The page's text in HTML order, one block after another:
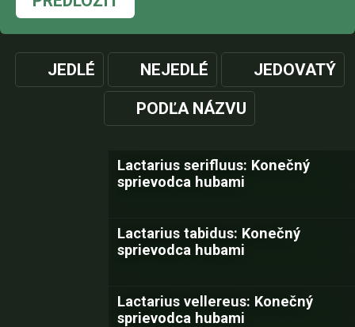
JEDLÉ NEJEDLÉ JEDOVATÝ
PODĽA NÁZVU
Lactarius serifluus: Konečný
sprievodca hubami
Lactarius tabidus: Konečný
sprievodca hubami
Lactarius vellereus: Konečný
sprievodca hubami